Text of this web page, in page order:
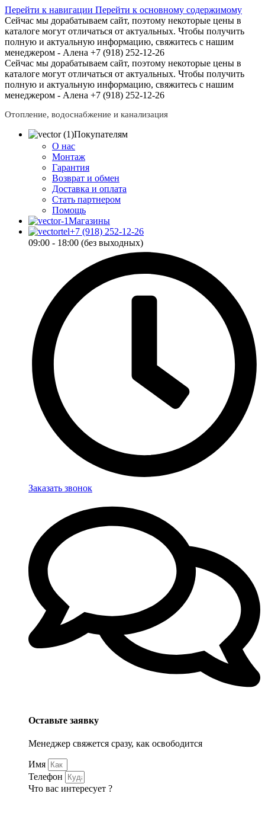
Перейти к навигации Перейти к основному содержимому
Сейчас мы дорабатываем сайт, поэтому некоторые цены в
каталоге могут отличаться от актуальных. Чтобы получить
полную и актуальную информацию, свяжитесь с нашим
менеджером - Алена +7 (918) 252-12-26
Сейчас мы дорабатываем сайт, поэтому некоторые цены в
каталоге могут отличаться от актуальных. Чтобы получить
полную и актуальную информацию, свяжитесь с нашим
менеджером - Алена +7 (918) 252-12-26
Отопление, водоснабжение и канализация
Покупателям
О нас
Монтаж
Гарантия
Возврат и обмен
Доставка и оплата
Стать партнером
Помощь
Магазины
+7 (918) 252-12-26
09:00 - 18:00 (без выходных)
Заказать звонок
Оставьте заявку
Менеджер свяжется сразу, как освободится
Имя
Телефон
Что вас интересует ?